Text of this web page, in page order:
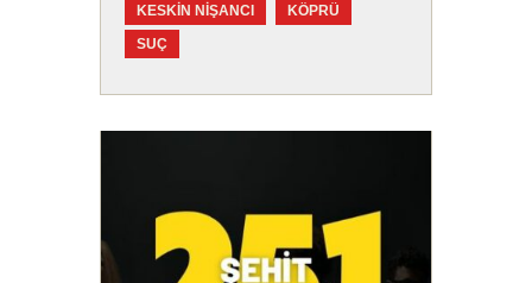
KESKIN NIŞANCI
KÖPRÜ
SUÇ